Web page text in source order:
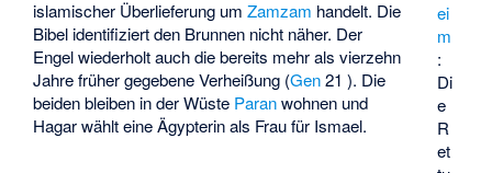
ei
m
:
Di
e
R
et
islamischer Überlieferung umZamzam handelt. Die
Bibel identifiziert den Brunnen nicht näher. Der
Engel wiederholt auch die bereits mehr als vierzehn
Jahre früher gegebene Verheißung (Gen21 ). Die
beiden bleiben in der Wüste Paranwohnen und
Hagar wählt eine Ägypterin als Frau für Ismael.